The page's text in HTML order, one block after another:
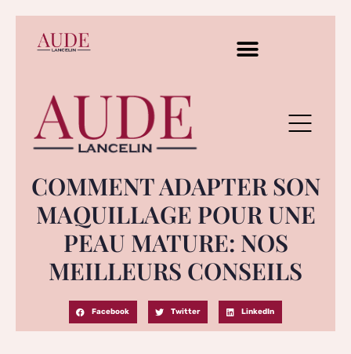
COMMENT ADAPTER SON
MAQUILLAGE POUR UNE
PEAU MATURE: NOS
MEILLEURS CONSEILS
Facebook Twitter LinkedIn